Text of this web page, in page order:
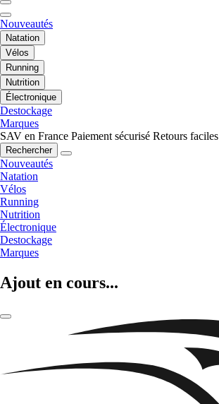
Nouveautés
Natation
Vélos
Running
Nutrition
Électronique
Destockage
Marques
SAV en France Paiement sécurisé Retours faciles
Rechercher
Nouveautés
Natation
Vélos
Running
Nutrition
Électronique
Destockage
Marques
Ajout en cours...